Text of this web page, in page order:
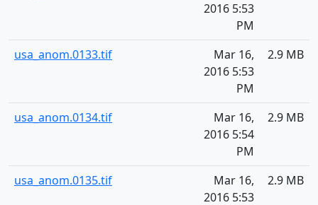
2016 5:53
PM
usa_anom.0133.tif
Mar 16,
2016 5:53
PM
2.9 MB
usa_anom.0134.tif
Mar 16,
2016 5:54
PM
2.9 MB
usa_anom.0135.tif
Mar 16,
2016 5:53
2.9 MB